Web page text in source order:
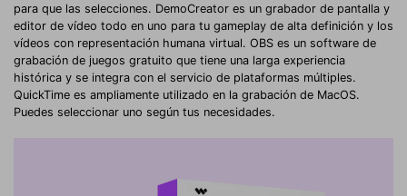
para que las selecciones. DemoCreator es un grabador de pantalla y
editor de vídeo todo en uno para tu gameplay de alta definición y los
vídeos con representación humana virtual. OBS es un software de
grabación de juegos gratuito que tiene una larga experiencia
histórica y se integra con el servicio de plataformas múltiples.
QuickTime es ampliamente utilizado en la grabación de MacOS.
Puedes seleccionar uno según tus necesidades.